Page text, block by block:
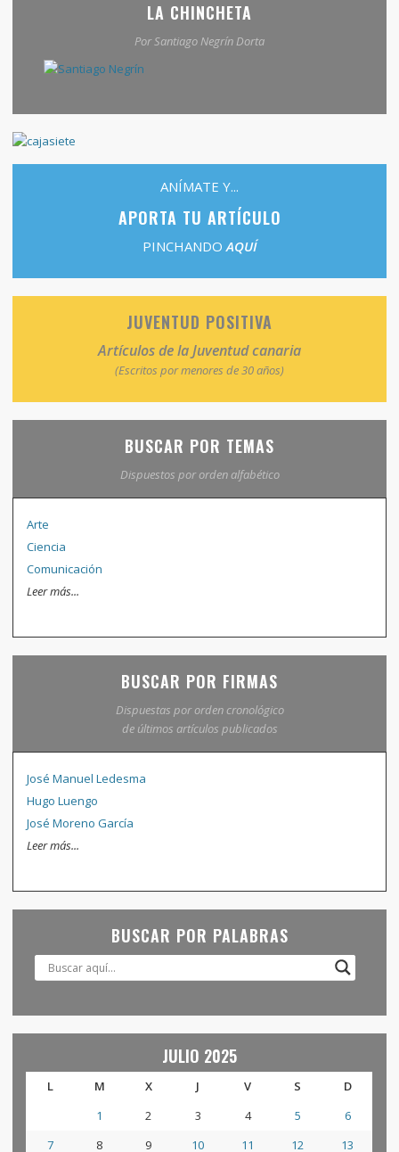
LA CHINCHETA
Por Santiago Negrín Dorta
ANÍMATE Y...
APORTA TU ARTÍCULO
PINCHANDOAQUÍ
JUVENTUD POSITIVA
Artículos de la Juventud canaria
(Escritos por menores de 30 años)
BUSCAR POR TEMAS
Dispuestos por orden alfabético
Arte
Ciencia
Comunicación
Leer más...
BUSCAR POR FIRMAS
Dispuestas por orden cronológico
de últimos artículos publicados
José Manuel Ledesma
Hugo Luengo
José Moreno García
Leer más...
BUSCAR POR PALABRAS
JULIO 2025
L M X J V S
D
1
2 3 4 5
6
7
8 9 10 11 12 13